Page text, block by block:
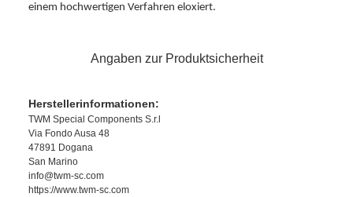
einem hochwertigen Verfahren eloxiert.
Angaben zur Produktsicherheit
Herstellerinformationen:
TWM Special Components S.r.l
Via Fondo Ausa 48
47891 Dogana
San Marino
info@twm-sc.com
https://www.twm-sc.com